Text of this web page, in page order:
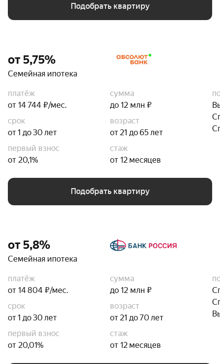
Подобрать квартиру
от 5,75%
Семейная ипотека
платёж
от 14 744 ₽/мес.
сумма
до 12 млн ₽
срок
от 1 до 30 лет
возраст
от 21 до 65 лет
первый взнос
от 20,1%
стаж
от 12 месяцев
Подобрать квартиру
от 5,8%
Семейная ипотека
платёж
от 14 804 ₽/мес.
сумма
до 12 млн ₽
срок
от 1 до 30 лет
возраст
от 21 до 70 лет
первый взнос
от 20,01%
стаж
от 12 месяцев